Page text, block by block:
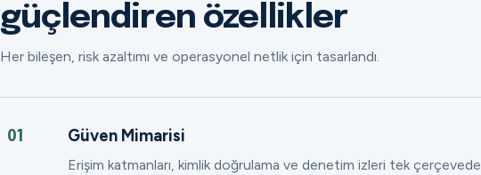
güçlendiren özellikler
Her bileşen, risk azaltımı ve operasyonel netlik için tasarlandı.
01 Güven Mimarisi
Erişim katmanları, kimlik doğrulama ve denetim izleri tek çerçevede